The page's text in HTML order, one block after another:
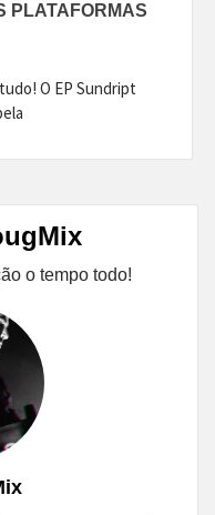
PLATAFORMAS
O EP Sundript
o tempo todo!